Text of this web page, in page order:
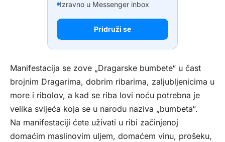
Izravno u Messenger inbox
Pridruži se
Manifestacija se zove „Dragarske bumbete“ u čast
brojnim Dragarima, dobrim ribarima, zaljubljenicima u
more i ribolov, a kad se riba lovi noću potrebna je
velika svijeća koja se u narodu naziva „bumbeta“.
Na manifestaciji ćete uživati u ribi začinjenoj
domaćim maslinovim uljem, domaćem vinu, prošeku,